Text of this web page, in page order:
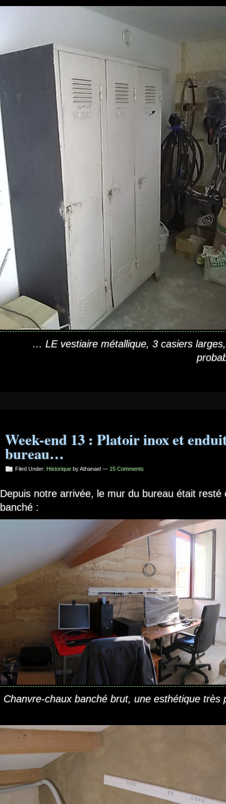
… LE vestiaire métallique, 3 casiers
Week-end 13 : Platoir inox et
bureau…
Filed Under: Historique by Athanael — 15 Comments
Depuis notre arrivée, le mur du bureau était resté
banché :
Chanvre-chaux banché brut, une esthétique très